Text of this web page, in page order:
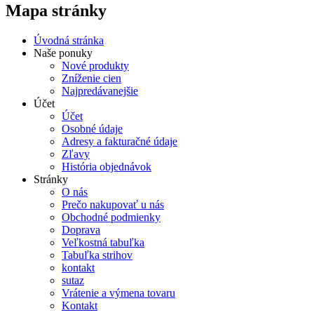
Mapa stránky
Úvodná stránka
Naše ponuky
Nové produkty
Zníženie cien
Najpredávanejšie
Účet
Účet
Osobné údaje
Adresy a fakturačné údaje
Zľavy
História objednávok
Stránky
O nás
Prečo nakupovať u nás
Obchodné podmienky
Doprava
Veľkostná tabuľka
Tabuľka strihov
kontakt
sutaz
Vrátenie a výmena tovaru
Kontakt